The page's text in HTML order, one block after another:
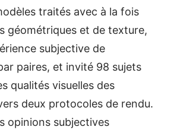
traités avec à la fois
géométriques et de texture,
subjective de
paires, et invité 98 sujets
qualités visuelles des
deux protocoles de rendu.
opinions subjectives